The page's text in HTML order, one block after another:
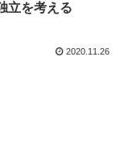
立を考える
2020.11.26